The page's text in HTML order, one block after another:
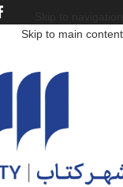
Skip to main content